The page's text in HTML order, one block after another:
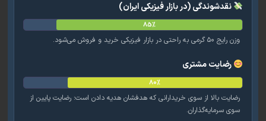
نقدشوندگی (در بازار فیزیکی ایران)
رضایت مشتری
بالا از سوی خریدارانی که هدفشان هدیه دادن است؛ رضایت پایین از
سرمایه‌گذاران.